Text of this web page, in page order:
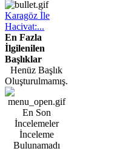
Karagöz İle
Hacivat:...
En Fazla
İlgilenilen
Başlıklar
Henüz Başlık
Oluşturulmamış.
En Son
İncelemeler
İnceleme
Bulunamadı